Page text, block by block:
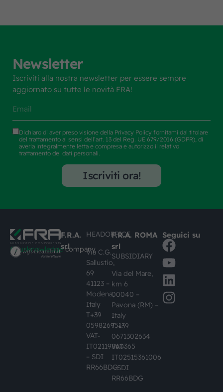
Newsletter
Iscriviti alla nostra newsletter per essere sempre
aggiornato su tutte le novità FRA!
Dichiaro di aver preso visione della Privacy Policy fornitami dal titolare
del trattamento ai sensi dell’art. 13 del Reg. UE 679/2016 (GDPR), di
averla integralmente letta e compresa e autorizzo il relativo
trattamento dei dati personali.
Iscriviti ora!
#busknowledgecompany
F.R.A.
srl
HEADOFFICE
Via C.G.
Sallustio,
69
41123 –
Modena,
Italy
T+39
059826951
VAT-
IT02119860365
– SDI
RR66BDG
F.R.A. ROMA
srl
SUBSIDIARY
Via del Mare,
km 6
00040 –
Pavona (RM) –
Italy
T +39
0671302634
VAT-
IT02515361006
– SDI
RR66BDG
Seguici su